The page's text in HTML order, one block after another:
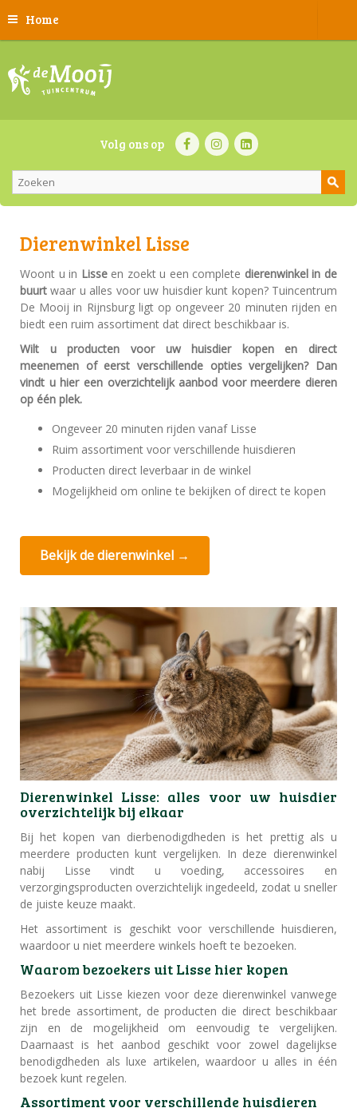
Home
Volg ons op
Dierenwinkel Lisse
Woont u in Lisseen zoekt u een complete dierenwinkel in de
buurt waar u alles voor uw huisdier kunt kopen? Tuincentrum
De Mooij in Rijnsburg ligt op ongeveer 20 minuten rijden en
biedt een ruim assortiment dat direct beschikbaar is.
Wilt u producten voor uw huisdier kopen en direct
meenemen of eerst verschillende opties vergelijken? Dan
vindt u hier een overzichtelijk aanbod voor meerdere dieren
op één plek.
Ongeveer 20 minuten rijden vanaf Lisse
Ruim assortiment voor verschillende huisdieren
Producten direct leverbaar in de winkel
Mogelijkheid om online te bekijken of direct te kopen
Bekijk de dierenwinkel →
Dierenwinkel Lisse: alles voor uw huisdier
overzichtelijk bij elkaar
Bij het kopen van dierbenodigdheden is het prettig als u
meerdere producten kunt vergelijken. In deze dierenwinkel
nabij Lisse vindt u voeding, accessoires en
verzorgingsproducten overzichtelijk ingedeeld, zodat u sneller
de juiste keuze maakt.
Het assortiment is geschikt voor verschillende huisdieren,
waardoor u niet meerdere winkels hoeft te bezoeken.
Waarom bezoekers uit Lisse hier kopen
Bezoekers uit Lisse kiezen voor deze dierenwinkel vanwege
het brede assortiment, de producten die direct beschikbaar
zijn en de mogelijkheid om eenvoudig te vergelijken.
Daarnaast is het aanbod geschikt voor zowel dagelijkse
benodigdheden als luxe artikelen, waardoor u alles in één
bezoek kunt regelen.
Assortiment voor verschillende huisdieren